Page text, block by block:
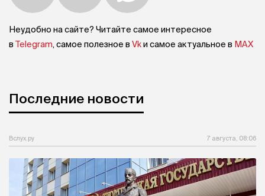
Неудобно на сайте? Читайте самое интересное
в Telegram, самое полезное в Vkи самое актуальное в MAX
Последние новости
Вслух.ру 7 августа, 08:06